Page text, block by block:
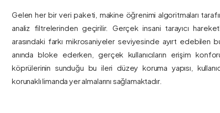
Gelen her bir veri paketi, makine öğrenimi algoritmaları
analiz filtrelerinden geçirilir. Gerçek insani tarayıcı
arasındaki farkı mikrosaniyeler seviyesinde ayırt edebilen
anında bloke ederken, gerçek kullanıcıların erişim
köprülerinin sunduğu bu ileri düzey koruma yapısı,
korunaklı limanda yer almalarını sağlamaktadır.